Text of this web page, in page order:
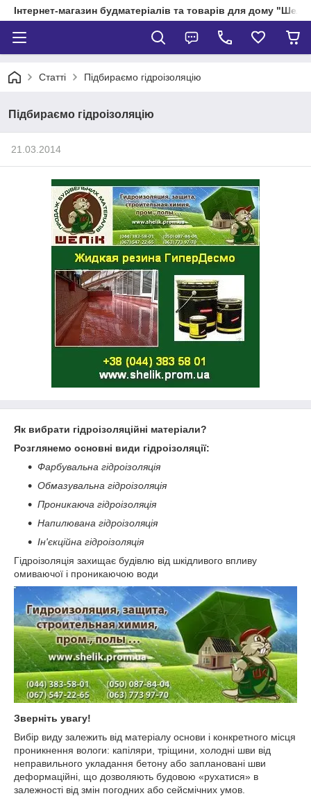
Інтернет-магазин будматеріалів та товарів для дому
Статті Підбираємо гідроізоляцію
Підбираємо гідроізоляцію
21.03.2014
Як вибрати гідроізоляційні матеріали?
Розглянемо основні види гідроізоляції:
Фарбувальна гідроізоляція
Обмазувальна гідроізоляція
Проникаюча гідроізоляція
Напилювана гідроізоляція
Ін'єкційна гідроізоляція
Гідроізоляція захищає будівлю від шкідливого впливу
омиваючої і проникаючою води
Зверніть увагу!
Вибір виду залежить від матеріалу основи і конкретного місця
проникнення вологи: капіляри, тріщини, холодні шви від
неправильного укладання бетону або заплановані шви
деформаційні, що дозволяють будовою «рухатися» в
залежності від змін погодних або сейсмічних умов.